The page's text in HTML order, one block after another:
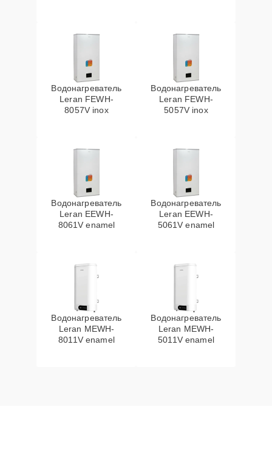
Водонагреватель
Leran FEWH-
8057V inox
Водонагреватель
Leran FEWH-
5057V inox
Водонагреватель
Leran EEWH-
8061V enamel
Водонагреватель
Leran EEWH-
5061V enamel
Водонагреватель
Leran MEWH-
8011V enamel
Водонагреватель
Leran MEWH-
5011V enamel